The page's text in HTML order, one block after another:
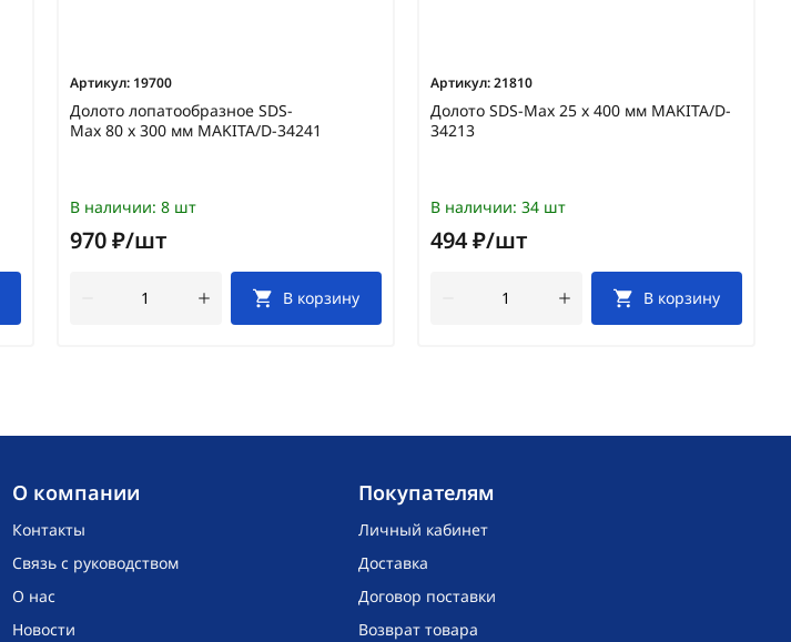
Артикул: 19700
Долото лопатообразное SDS-
Max 80 х 300 мм MAKITA/D-34241
В наличии: 8 шт
970 ₽/шт
В корзину
Артикул:21810
Долото SDS-Max 25 х 400 мм MAKITA/D-
34213
В наличии: 34 шт
494 ₽/шт
В корзину
O компании
Контакты
Связь с руководством
О нас
Новости
Покупателям
Личный кабинет
Доставка
Договор поставки
Возврат товара